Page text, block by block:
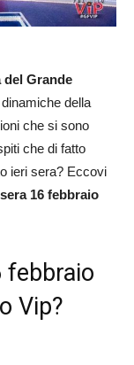
del Grande
della
che si sono
che di fatto
ieri sera? Eccovi
16 febbraio
febbraio
Vip?